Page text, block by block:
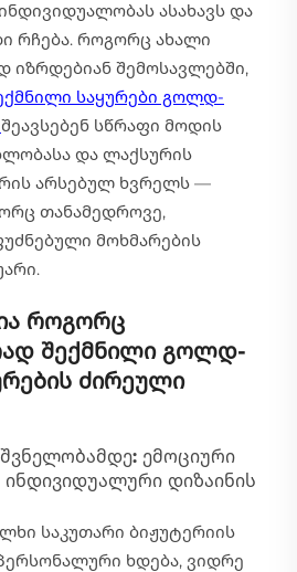
ასახავს და
რჩება. როგორც ახალი
იზრდებიან შემოსავლებში,
საყურები გოლდ-
შეავსებენ სწრაფი მოდის
და ლაქსურის
არსებულ ხვრელს —
თანამედროვე,
მოხმარების
როგორც
შექმნილი გოლდ-
ძირეული
ემოციური
დიზაინის
საკუთარი ბიჟუტერიის
ხდება, ვიდრე